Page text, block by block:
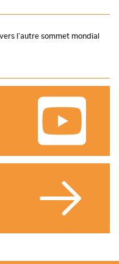
l’autre sommet mondial